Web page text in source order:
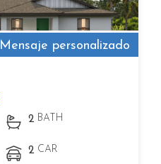
Mensaje personalizado
2 BATH
2 CAR